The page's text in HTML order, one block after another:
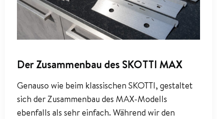
Der Zusammenbau des SKOTTI MAX
Genauso wie beim klassischen SKOTTI, gestaltet
sich der Zusammenbau des MAX-Modells
ebenfalls als sehr einfach. Während wir den